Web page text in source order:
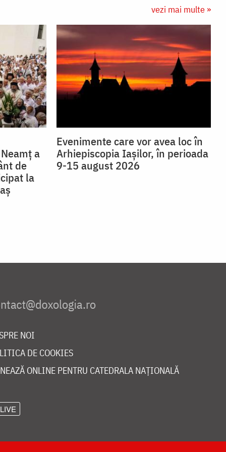
vezi mai multe »
a
de
la
Evenimente care vor avea loc în
Arhiepiscopia Iaşilor, în perioada
9-15 august 2026
NOI
DE COOKIES
ONLINE PENTRU CATEDRALA NAȚIONALĂ
LIVE